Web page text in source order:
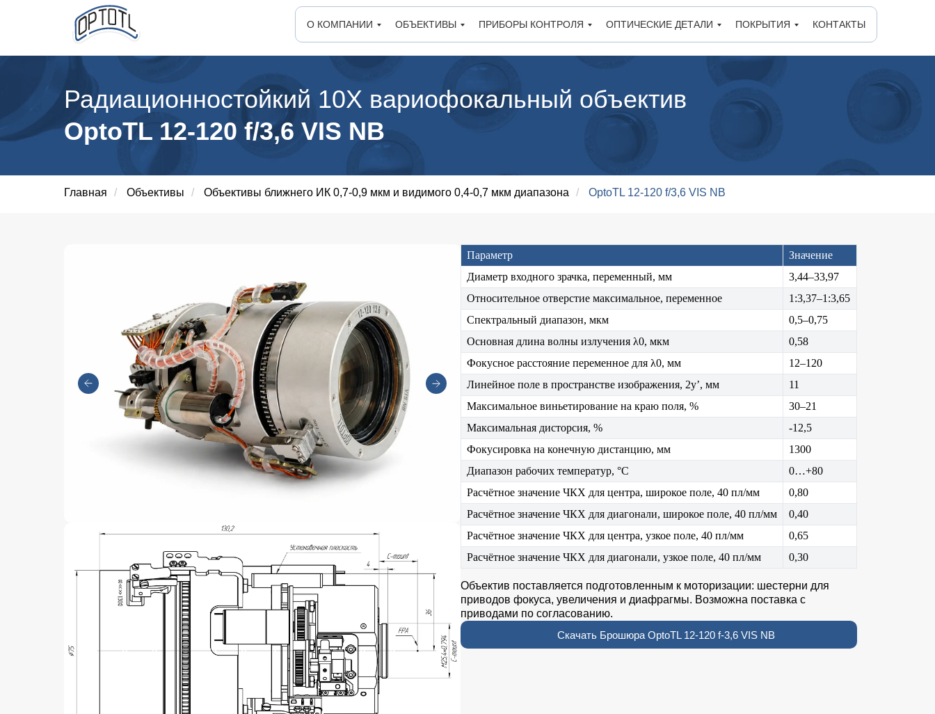
О КОМПАНИИ ОБЪЕКТИВЫ ПРИБОРЫ КОНТРОЛЯ ОПТИЧЕСКИЕ ДЕТАЛИ ПОКРЫТИЯ КОНТАКТЫ
Радиационностойкий 10Х вариофокальный объектив
OptoTL 12-120 f/3,6 VIS NB
Главная / Объективы / Объективы ближнего ИК 0,7-0,9 мкм и видимого 0,4-0,7 мкм диапазона / OptoTL 12-120 f/3,6 VIS NB
Параметр
Значение
Диаметр входного зрачка, переменный, мм
3,44–33,97
Относительное отверстие максимальное, переменное
1:3,37–1:3,65
Спектральный диапазон, мкм
0,5–0,75
Основная длина волны излучения λ0, мкм
0,58
Фокусное расстояние переменное для λ0, мм
12–120
Линейное поле в пространстве изображения, 2y’, мм
11
Максимальное виньетирование на краю поля, %
30–21
Максимальная дисторсия, %
-12,5
Фокусировка на конечную дистанцию, мм
1300
Диапазон рабочих температур, °C
0…+80
Расчётное значение ЧКХ для центра, широкое поле, 40 пл/мм
0,80
Расчётное значение ЧКХ для диагонали, широкое поле, 40 пл/мм
0,40
Расчётное значение ЧКХ для центра, узкое поле, 40 пл/мм
0,65
Расчётное значение ЧКХ для диагонали, узкое поле, 40 пл/мм
0,30
Объектив поставляется подготовленным к моторизации: шестерни для
приводов фокуса, увеличения и диафрагмы. Возможна поставка с
приводами по согласованию.
Скачать Брошюра OptoTL 12-120 f-3,6 VIS NB